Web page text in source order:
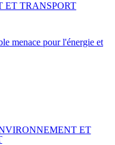
menace pour l'énergie et
ET TRANSPORT
ET